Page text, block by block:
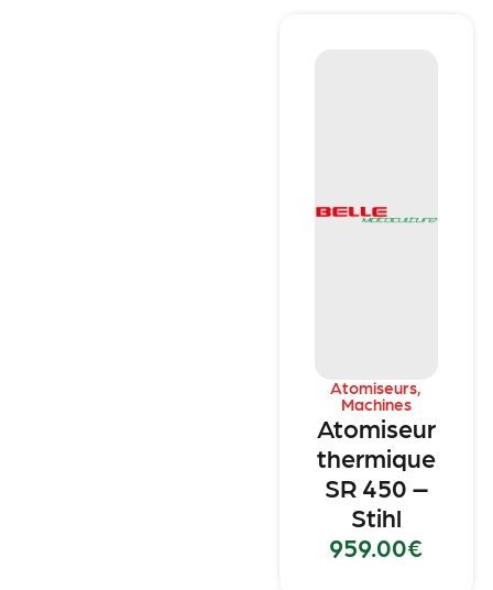
Atomiseurs,
Machines
Atomiseur
thermique
SR 450 –
Stihl
959.00€